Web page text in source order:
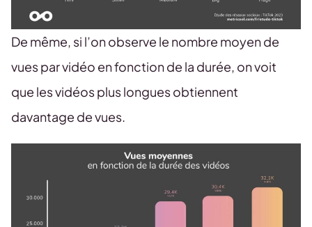
De même, si l’on observe le nombre moyen de
vues par vidéo en fonction de la durée, on voit
que les vidéos plus longues obtiennent
davantage de vues.